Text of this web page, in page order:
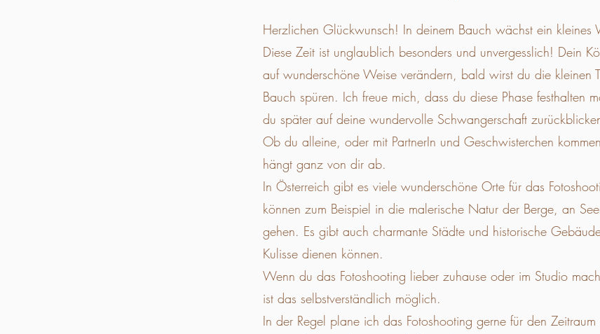
Herzlichen Glückwunsch! In deinem Bauch wächst ein kleines
Diese Zeit ist unglaublich besonders und unvergesslich! Dein
auf wunderschöne Weise verändern, bald wirst du die kleinen
Bauch spüren. Ich freue mich, dass du diese Phase festhalten
du später auf deine wundervolle Schwangerschaft
Ob du alleine, oder mit PartnerIn und Geschwisterchen
hängt ganz von dir ab.
In Österreich gibt es viele wunderschöne Orte für das
können zum Beispiel in die malerische Natur der Berge, an
gehen. Es gibt auch charmante Städte und historische
Kulisse dienen können.
Wenn du das Fotoshooting lieber zuhause oder im Studio
ist das selbstverständlich möglich.
In der Regel plane ich das Fotoshooting gerne für den